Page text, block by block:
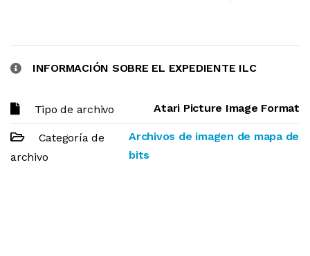
INFORMACIÓN SOBRE EL EXPEDIENTE ILC
Tipo de archivo Atari Picture Image Format
Categoría de
archivo
Archivos de imagen de mapa de
bits